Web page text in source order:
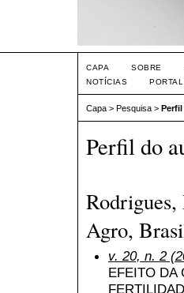
CAPA SOBRE
NOTÍCIAS
Capa > Pesquisa >
Perfil do
Agro,
v. 20, n. 2
EFEITO DA